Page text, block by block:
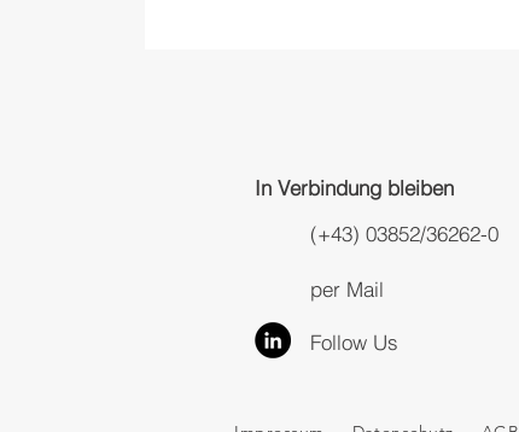
In Verbindung bleiben
(+43) 03852/36262-0
per Mail
Follow Us